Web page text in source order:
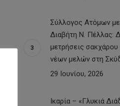
Σύλλογος Ατόμων
Διαβήτη Ν. Πέλλας:
μετρήσεις σακχάρου
νέων μελών στη
29 Ιουνίου, 2026
Ικαρία – «Γλυκιά